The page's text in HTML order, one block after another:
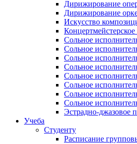
Дирижирование
Дирижирование
Искусство
Сольное
Сольное
Сольное
Сольное
Сольное
Сольное
Сольное
Сольное
Эстрадно-джазовое
Учеба
Студенту
Расписание